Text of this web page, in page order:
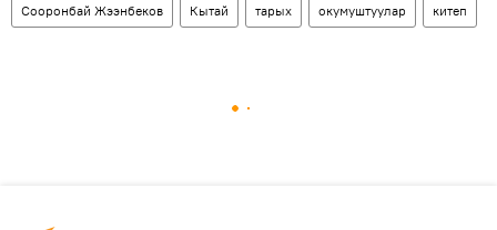
Сооронбай Жээнбеков Кытай тарых окумуштуулар китеп